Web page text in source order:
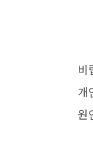
비
개
원